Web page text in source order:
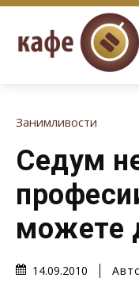
Занимливости
Седум
можете
14.09.2010